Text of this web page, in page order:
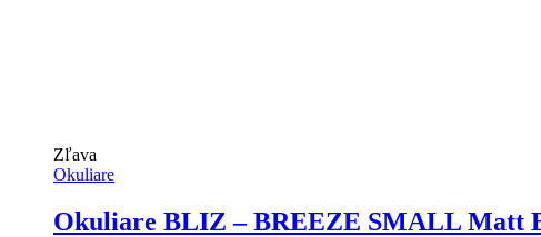
Zľava
Okuliare
Okuliare BLIZ – BREEZE SMALL Matt